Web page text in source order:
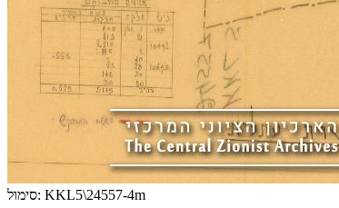
סימול: KKL5\24557-4m